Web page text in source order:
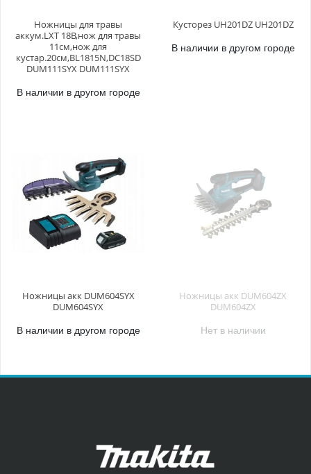
Ножницы для травы
аккум.LXT 18В,нож для травы
11см,нож для
кустар.20см,BL1815N,DC18SD
DUM111SYX DUM111SYX
В наличии в другом городе
Кусторез UH201DZ UH201DZ
В наличии в другом городе
Ножницы акк DUM604SYX
DUM604SYX
В наличии в другом городе
Ножницы акк DUM604ZX
DUM604ZX
Нет в наличии